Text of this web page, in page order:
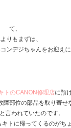
て、
りもまずは、
ンデジちゃんをお迎えに
トのCANON修理店に預
部位の部品を取り寄せ
言われていたのです。
トに帰ってくるのがち